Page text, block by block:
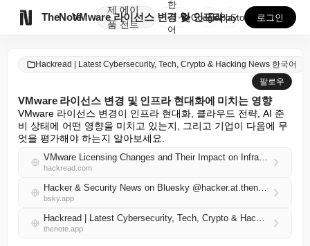
TheNote
제
품
에이
전트
VMware 라이선스 변경 및 인프라 현대화에 미치는 ...
한
국
어
GooglePlay
AppStore 로그인
Hackread | Latest Cybersecurity, Tech, Crypto & Hacking News 한국어
팔로우
VMware 라이선스 변경 및 인프라 현대화에 미치는 영향
VMware 라이선스 변경이 인프라 현대화, 클라우드 전략, AI 준
비 상태에 어떤 영향을 미치고 있는지, 그리고 기업이 다음에 무
엇을 평가해야 하는지 알아보세요.
VMware Licensing Changes and Their Impact on Infrastructure Modernization
hackread.com
Hacker & Security News on Bluesky @hacker.at.thenote.app
bsky.app
Hackread | Latest Cybersecurity, Tech, Crypto & Hacking News 한국어 RSS
thenote.app